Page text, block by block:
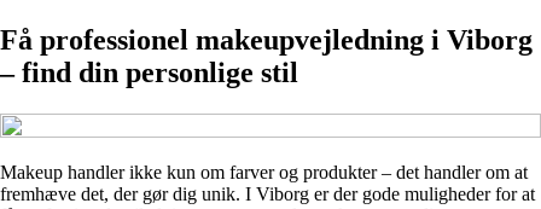
Få professionel makeupvejledning i Viborg
– find din personlige stil
Makeup handler ikke kun om farver og produkter – det handler om at
fremhæve det, der gør dig unik. I Viborg er der gode muligheder for at